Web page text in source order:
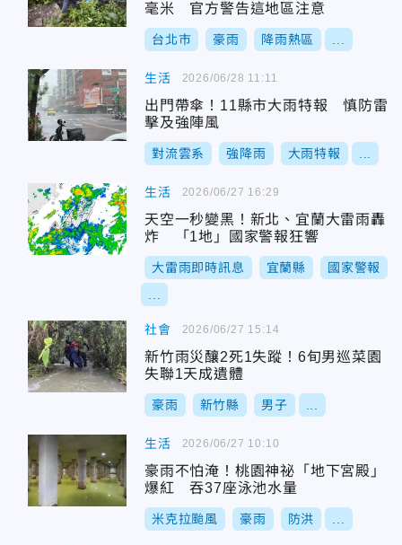
毫米 官方警告這地區注意
台北市 豪雨 降雨熱區
生活
出門帶傘！11縣市大雨特報 慎防雷
擊及強陣風
對流雲系 強降雨 大雨特報
2026/06/28 11:11
生活
天空一秒變黑！新北、宜蘭大雷雨轟
炸 「1地」國家警報狂響
大雷雨即時訊息 宜蘭縣 國家警報
2026/06/27 16:29
社會
新竹雨災釀2死1失蹤！6旬男巡菜園
失聯1天成遺體
豪雨 新竹縣 男子
2026/06/27 15:14
生活
豪雨不怕淹！桃園神祕「地下宮殿」
爆紅 吞37座泳池水量
米克拉颱風 豪雨 防洪
2026/06/27 10:10